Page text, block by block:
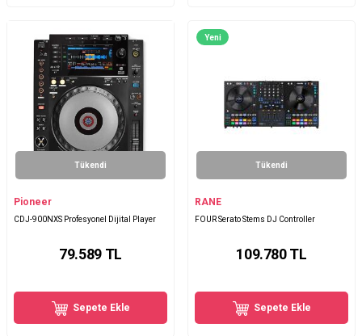
Tükendi
Pioneer
CDJ-900NXS Profesyonel Dijital Player
79.589TL
Sepete Ekle
Yeni
Tükendi
RANE
FOUR Serato Stems DJ Controller
109.780TL
Sepete Ekle